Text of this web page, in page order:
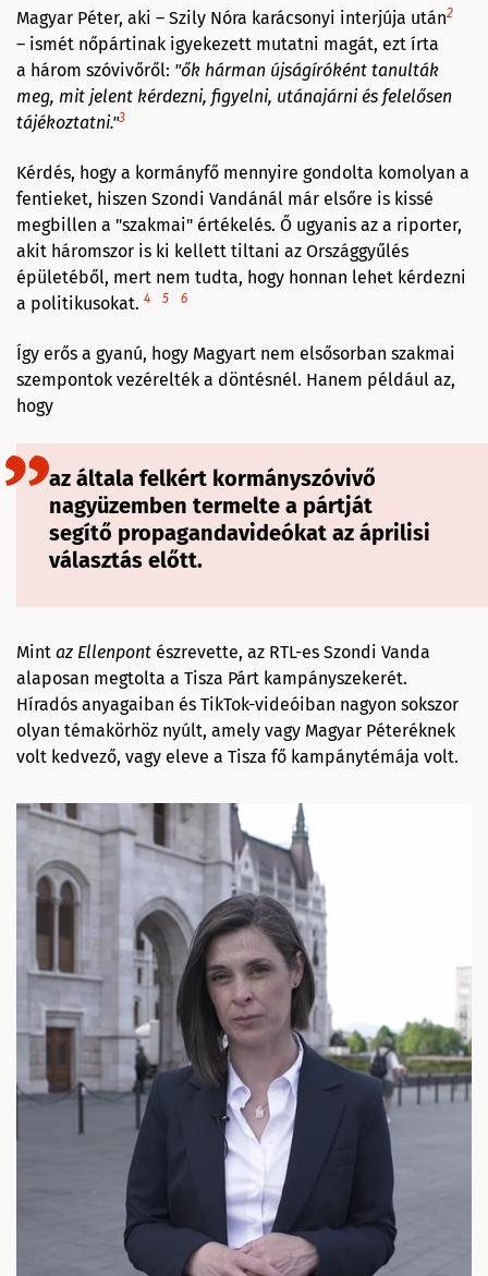
Magyar Péter, aki – Szily Nóra karácsonyi interjúja után2
– ismét nőpártinak igyekezett mutatni magát, ezt írta
a három szóvivőről: "ők hárman újságíróként tanulták
meg, mit jelent kérdezni, figyelni, utánajárni és felelősen
tájékoztatni."3
Kérdés, hogy a kormányfő mennyire gondolta komolyan a
fentieket, hiszen Szondi Vandánál már elsőre is kissé
megbillen a "szakmai" értékelés. Ő ugyanis az a riporter,
akit háromszor is ki kellett tiltani az Országgyűlés
épületéből, mert nem tudta, hogy honnan lehet kérdezni
a politikusokat. 4 5 6
Így erős a gyanú, hogy Magyart nem elsősorban szakmai
szempontok vezérelték a döntésnél. Hanem például az,
hogy
az általa felkért kormányszóvivő
nagyüzemben termelte a pártját
segítő propagandavideókat az áprilisi
választás előtt.
Mint az Ellenpont észrevette, az RTL-es Szondi Vanda
alaposan megtolta a Tisza Párt kampányszekerét.
Híradós anyagaiban és TikTok-videóiban nagyon sokszor
olyan témakörhöz nyúlt, amely vagy Magyar Péteréknek
volt kedvező, vagy eleve a Tisza fő kampánytémája volt.